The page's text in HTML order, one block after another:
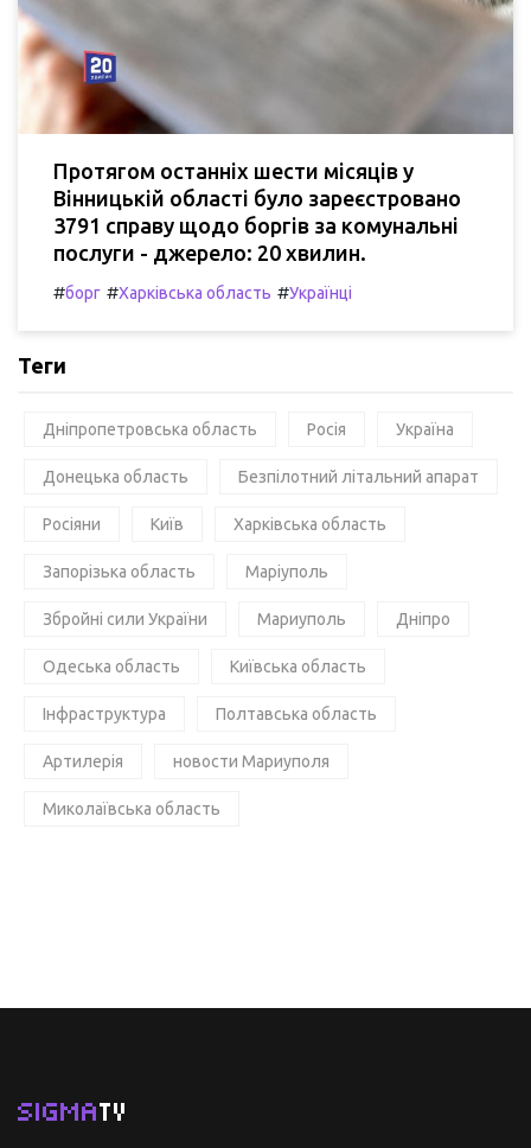
Протягом останніх шести місяців у
Вінницькій області було зареєстровано
3791 справу щодо боргів за комунальні
послуги - джерело: 20 хвилин.
#борг #Харківська область #Українці
Теги
Дніпропетровська область Росія Україна
Донецька область Безпілотний літальний апарат
Росіяни Київ Харківська область
Запорізька область Маріуполь
Збройні сили України Мариуполь Дніпро
Одеська область Київська область
Інфраструктура Полтавська область
Артилерія новости Мариуполя
Миколаївська область
SIGMATV